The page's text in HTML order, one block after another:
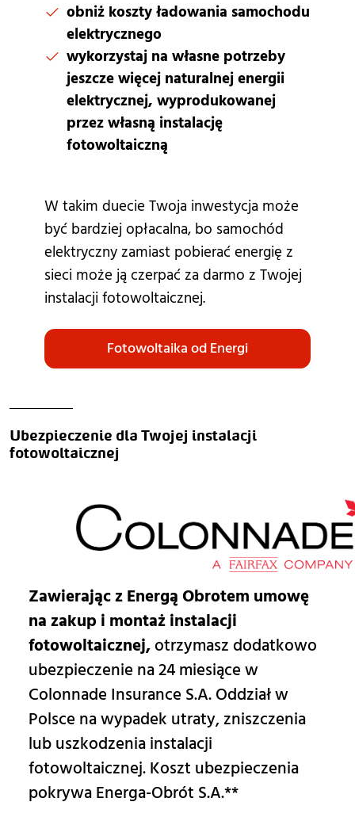
obniż koszty ładowania samochodu
elektrycznego
wykorzystaj na własne potrzeby
jeszcze więcej naturalnej energii
elektrycznej, wyprodukowanej
przez własną instalację
fotowoltaiczną
W takim duecie Twoja inwestycja może
być bardziej opłacalna, bo samochód
elektryczny zamiast pobierać energię z
sieci może ją czerpać za darmo z Twojej
instalacji fotowoltaicznej.
Fotowoltaika od Energi
Ubezpieczenie dla Twojej instalacji
fotowoltaicznej
Zawierając z Energą Obrotem umowę
na zakup i montaż instalacji
fotowoltaicznej,otrzymasz dodatkowo
ubezpieczenie na 24 miesiące w
Colonnade Insurance S.A. Oddział w
Polsce na wypadek utraty, zniszczenia
lub uszkodzenia instalacji
fotowoltaicznej. Koszt ubezpieczenia
pokrywa Energa-Obrót S.A.**